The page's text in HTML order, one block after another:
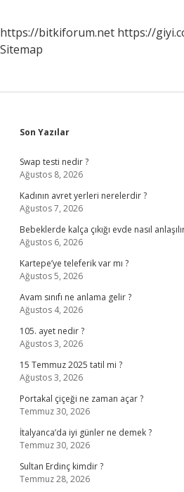
https://bitkiforum.net https://
Sitemap
Sidebar
Son Yazılar
Swap testi nedir ?
Ağustos 8, 2026
Kadının avret yerleri nerelerdir ?
Ağustos 7, 2026
Bebeklerde kalça çıkığı evde nasıl
Ağustos 6, 2026
Kartepe’ye teleferik var mı ?
Ağustos 5, 2026
Avam sınıfı ne anlama gelir ?
Ağustos 4, 2026
105. ayet nedir ?
Ağustos 3, 2026
15 Temmuz 2025 tatil mi ?
Ağustos 3, 2026
Portakal çiçeği ne zaman açar ?
Temmuz 30, 2026
İtalyanca’da iyi günler ne demek ?
Temmuz 30, 2026
Sultan Erdinç kimdir ?
Temmuz 28, 2026